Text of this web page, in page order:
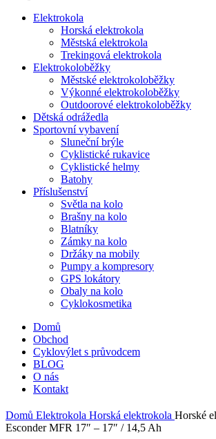
Elektrokola
Horská elektrokola
Městská elektrokola
Trekingová elektrokola
Elektrokoloběžky
Městské elektrokoloběžky
Výkonné elektrokoloběžky
Outdoorové elektrokoloběžky
Dětská odrážedla
Sportovní vybavení
Sluneční brýle
Cyklistické rukavice
Cyklistické helmy
Batohy
Příslušenství
Světla na kolo
Brašny na kolo
Blatníky
Zámky na kolo
Držáky na mobily
Pumpy a kompresory
GPS lokátory
Obaly na kolo
Cyklokosmetika
Domů
Obchod
Cyklovýlet s průvodcem
BLOG
O nás
Kontakt
Domů Elektrokola Horská elektrokola Horské
Esconder MFR 17″ – 17″ / 14,5 Ah